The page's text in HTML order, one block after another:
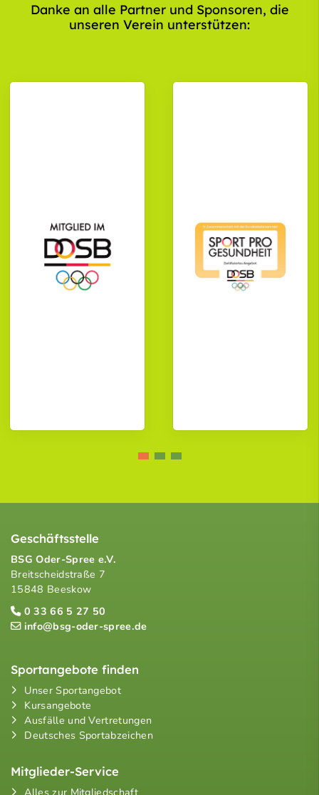
Danke an alle Partner und Sponsoren, die
unseren Verein unterstützen:
Geschäftsstelle
BSG Oder-Spree e.V.
Breitscheidstraße 7
15848 Beeskow
0 33 66 5 27 50
info@bsg-oder-spree.de
Sportangebote finden
Unser Sportangebot
Kursangebote
Ausfälle und Vertretungen
Deutsches Sportabzeichen
Mitglieder-Service
Alles zur Mitgliedschaft